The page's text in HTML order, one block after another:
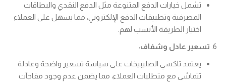
تشمل خيارات الدفع المتنوعة مثل الدفع النقدي والبطاقات
المصرفية وتطبيقات الدفع الإلكتروني، مما يسهل على العملاء
اختيار الطريقة الأنسب لهم.
تسعير عادل وشفاف:
يعتمد تاكسي الصليبيخات على سياسة تسعير واضحة وعادلة
تتماشى مع متطلبات العملاء، مما يضمن عدم وجود مفاجآت